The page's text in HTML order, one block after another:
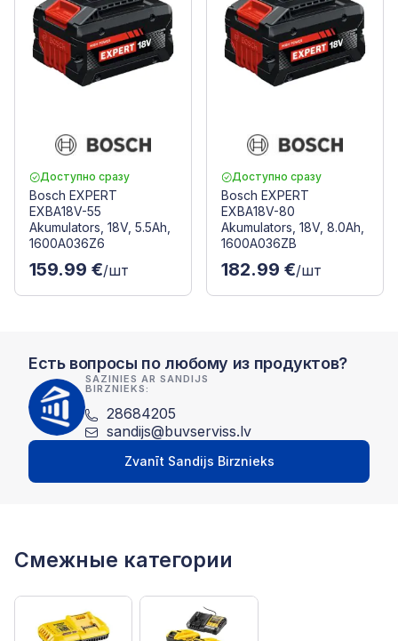
Доступно сразу
Bosch EXPERT
EXBA18V-55
Akumulators, 18V, 5.5Ah,
1600A036Z6
159.99 €/шт
Доступно сразу
Bosch EXPERT
EXBA18V-80
Akumulators, 18V, 8.0Ah,
1600A036ZB
182.99 €/шт
Есть вопросы по любому из продуктов?
SAZINIES AR SANDIJS
BIRZNIEKS:
28684205
sandijs@buvserviss.lv
Zvanīt Sandijs Birznieks
Смежные категории